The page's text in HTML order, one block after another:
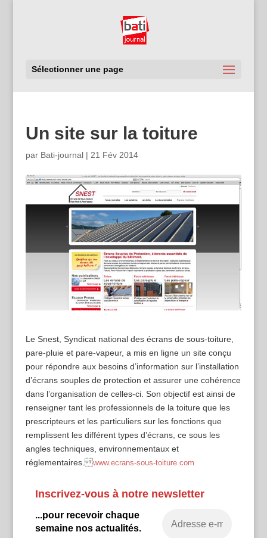
Sélectionner une page
Un site sur la toiture
par Bati-journal| 21 Fév 2014
Le Snest, Syndicat national des écrans de sous-toiture,
pare-pluie et pare-vapeur, a mis en ligne un site conçu
pour répondre aux besoins d’information sur l’installation
d’écrans souples de protection et assurer une cohérence
dans l’organisation de celles-ci. Son objectif est ainsi de
renseigner tant les professionnels de la toiture que les
prescripteurs et les particuliers sur les fonctions que
remplissent les différent types d’écrans, ce sous les
angles techniques, environnementaux et
réglementaires.www.ecrans-sous-toiture.com
Inscrivez-vous à notre newsletter
...pour recevoir chaque
semaine nos actualités.